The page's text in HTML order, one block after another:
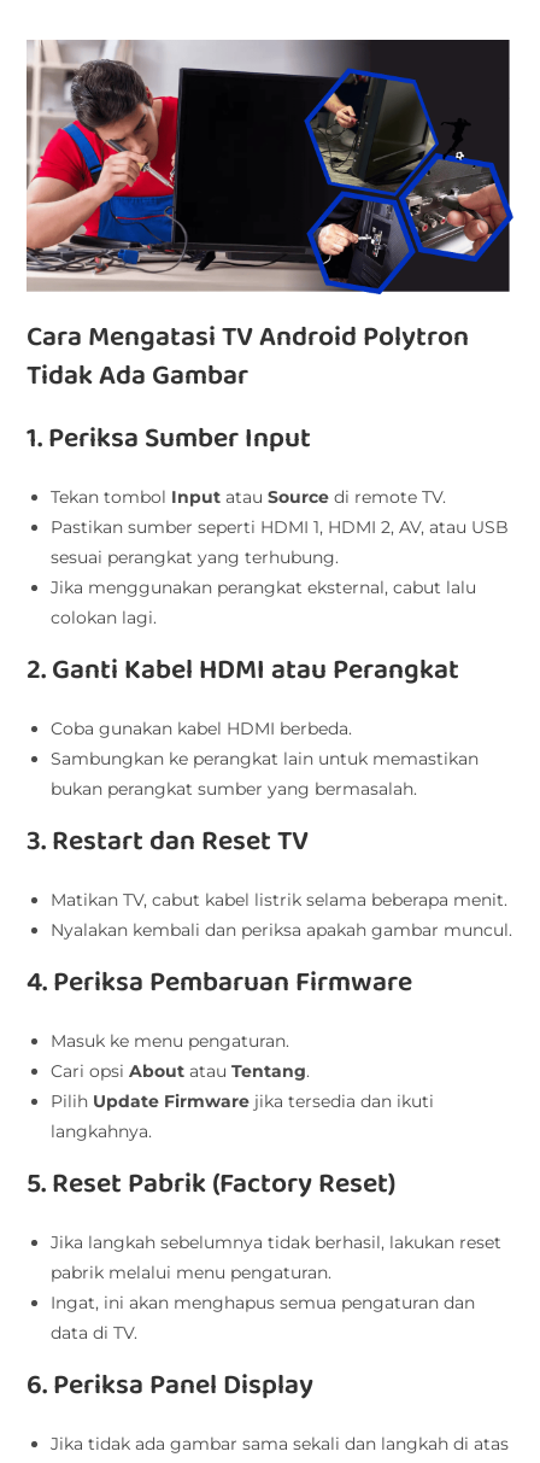
Cara Mengatasi TV Android Polytron
Tidak Ada Gambar
1. Periksa Sumber Input
Tekan tombol Input atauSource di remote TV.
Pastikan sumber seperti HDMI 1, HDMI 2, AV, atau USB
sesuai perangkat yang terhubung.
Jika menggunakan perangkat eksternal, cabut lalu
colokan lagi.
2. Ganti Kabel HDMI atau Perangkat
Coba gunakan kabel HDMI berbeda.
Sambungkan ke perangkat lain untuk memastikan
bukan perangkat sumber yang bermasalah.
3. Restart dan Reset TV
Matikan TV, cabut kabel listrik selama beberapa menit.
Nyalakan kembali dan periksa apakah gambar muncul.
4. Periksa Pembaruan Firmware
Masuk ke menu pengaturan.
Cari opsiAbout atauTentang.
Pilih Update Firmware jika tersedia dan ikuti
langkahnya.
5. Reset Pabrik (Factory Reset)
Jika langkah sebelumnya tidak berhasil, lakukan reset
pabrik melalui menu pengaturan.
Ingat, ini akan menghapus semua pengaturan dan
data di TV.
6. Periksa Panel Display
Jika tidak ada gambar sama sekali dan langkah di atas